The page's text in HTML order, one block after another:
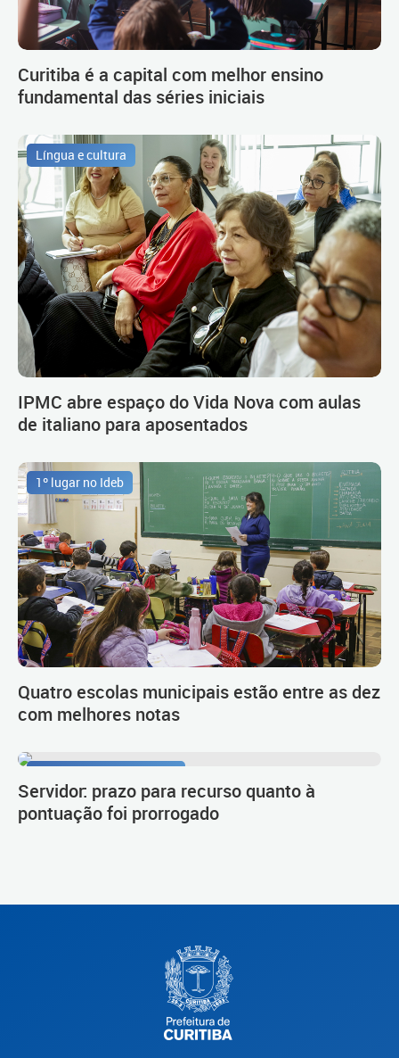
Curitiba é a capital com melhor ensino
fundamental das séries iniciais
Língua e cultura
IPMC abre espaço do Vida Nova com aulas
de italiano para aposentados
1º lugar no Ideb
Quatro escolas municipais estão entre as dez
com melhores notas
Servidor: prazo para recurso quanto à
pontuação foi prorrogado